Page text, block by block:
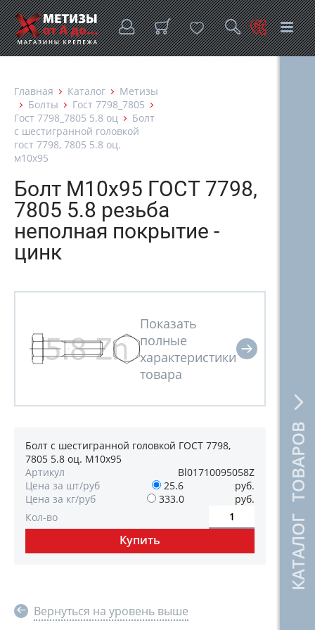
КАТАЛОГ ТОВАРОВ
Главная Каталог
Метизы
Болты
Гост 7798_7805
Гост 7798_7805 5.8 оц
Болт
с шестигранной головкой
гост 7798, 7805 5.8 оц.
м10х95
Болт М10х95 ГОСТ 7798,
7805 5.8 резьба
неполная покрытие -
цинк
Болт с шестигранной головкой ГОСТ 7798,
7805 5.8 оц. М10х95
Артикул
Bl01710095058Z
Цена за шт/руб
25.6
руб.
Цена за кг/руб
333.0
руб.
Кол-во
Вернуться на уровень выше